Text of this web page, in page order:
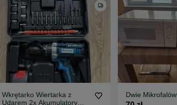
Wkrętarko Wiertarka z
Udarem 2x Akumulatory
Dwie